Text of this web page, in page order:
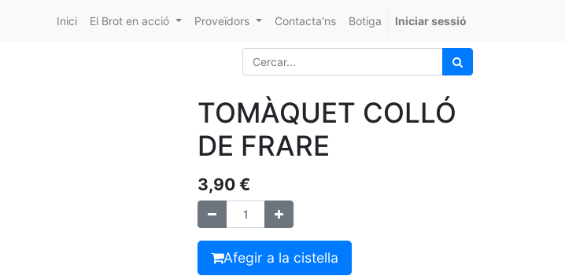
Inici El Brot en acció Proveïdors Contacta'ns Botiga Iniciar sessió
TOMÀQUET COLLÓ
DE FRARE
3,90 €
Afegir a la cistella